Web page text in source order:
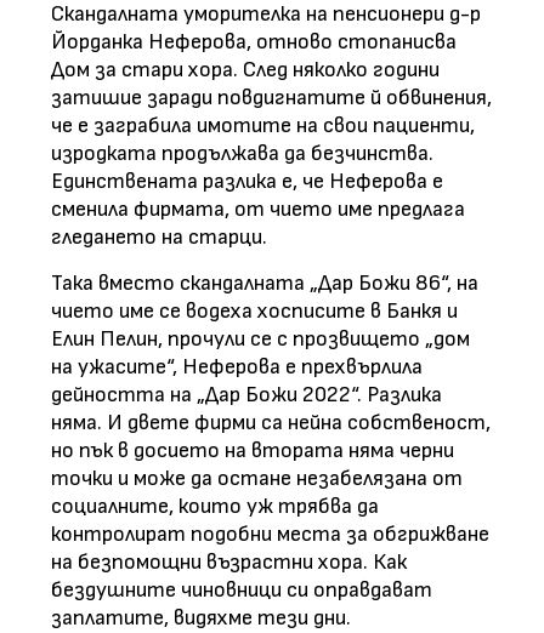
Скандалната уморителка на пенсионери д-р
Йорданка Неферова, отново стопанисва
Дом за стари хора. След няколко години
затишие заради повдигнатите й обвинения,
че е заграбила имотите на свои пациенти,
изродката продължава да безчинства.
Единствената разлика е, че Неферова е
сменила фирмата, от чието име предлага
гледането на старци.
Така вместо скандалната „Дар Божи 86“, на
чието име се водеха хосписите в Банкя и
Елин Пелин, прочули се с прозвището „дом
на ужасите“, Неферова е прехвърлила
дейността на „Дар Божи 2022“. Разлика
няма. И двете фирми са нейна собственост,
но пък в досието на втората няма черни
точки и може да остане незабелязана от
социалните, които уж трябва да
контролират подобни места за обгрижване
на безпомощни възрастни хора. Как
бездушните чиновници си оправдават
заплатите, видяхме тези дни.